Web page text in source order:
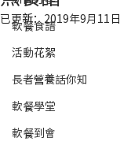
軟餐食譜
活動花絮
長者營養話你知
軟餐學堂
軟餐到會
已更新： 2019年9月11日